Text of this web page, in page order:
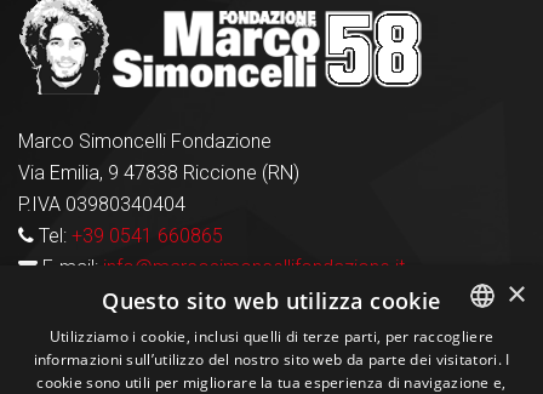
Marco Simoncelli Fondazione
Via Emilia, 9 47838 Riccione (RN)
P.IVA 03980340404
Tel: +39 0541 660865
E-mail: info@marcosimoncellifondazione.it
Carte Accettate
ITALIAN
×
Questo sito web utilizza cookie
Utilizziamo i cookie, inclusi quelli di terze parti, per raccogliere
informazioni sull’utilizzo del nostro sito web da parte dei visitatori. I
cookie sono utili per migliorare la tua esperienza di navigazione e,